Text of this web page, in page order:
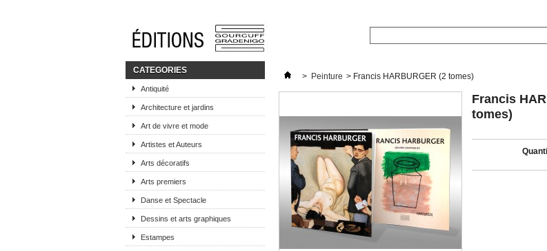
CATEGORIES
Antiquité
Architecture et jardins
Art de vivre et mode
Artistes et Auteurs
Arts décoratifs
Arts premiers
Danse et Spectacle
Dessins et arts graphiques
Estampes
> Peinture > Francis HARBURGER (2 tomes)
Francis
tomes)